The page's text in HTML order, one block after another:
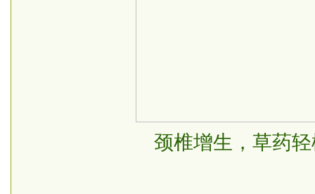
颈椎增生，草药